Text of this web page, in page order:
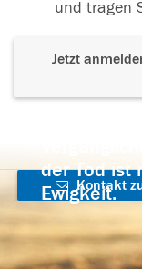
und tragen
Jetzt
der Tod ist
Ewigkeit.
Kontakt